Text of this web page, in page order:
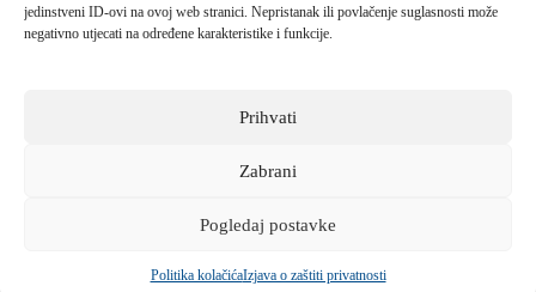
jedinstveni ID-ovi na ovoj web stranici. Nepristanak ili povlačenje suglasnosti može
negativno utjecati na određene karakteristike i funkcije.
Prihvati
Zabrani
Pogledaj postavke
Politika kolačićaIzjava o zaštiti privatnosti
fkgsinj@gmail.com
Svako neovlašteno preuzimanje fotografija i sadržaja s ove web
Sva prava pridržana © 2026 - FRANJEVAČKA KLASIČNA
PRAVOM JAVNOSTI